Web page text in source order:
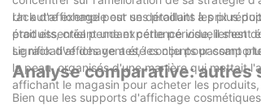
rack d'affichage pour ses produits les plus
produits, créant une expérience visuellement
significative des ventes, les clients passant
Un autre exemple est un détaillant à prix
était essentiel pendant cette période, il s'est
Le rack d'affichage a été conçu pour
la peau, organisés d'une manière qui mettait
affichant le magasin pour acheter les
Analyse comparative:
Bien que les supports d'affichage